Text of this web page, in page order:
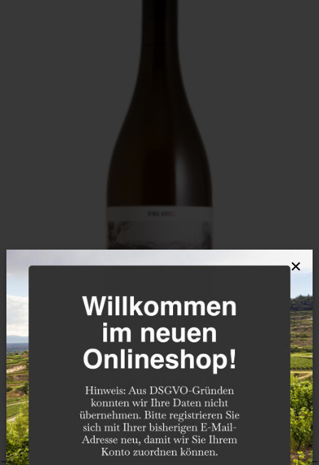
Maribor „Blanc“ 2022
Štajerska Slovenija
Vino Gross
×